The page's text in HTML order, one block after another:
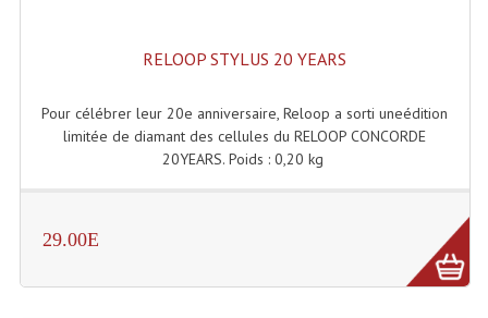
Pendrillon Et Ossature
Pieds De Levage
RELOOP STYLUS 20 YEARS
Pour célébrer leur 20e anniversaire, Reloop a sorti uneédition
limitée de diamant des cellules du RELOOP CONCORDE
20YEARS. Poids : 0,20 kg
29.00E